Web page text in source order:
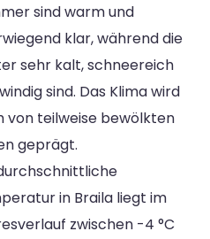
sind warm und
klar, während die
sehr kalt, schneereich
sind. Das Klima wird
von teilweise bewölkten
geprägt.
in Braila liegt im
zwischen -4 °C